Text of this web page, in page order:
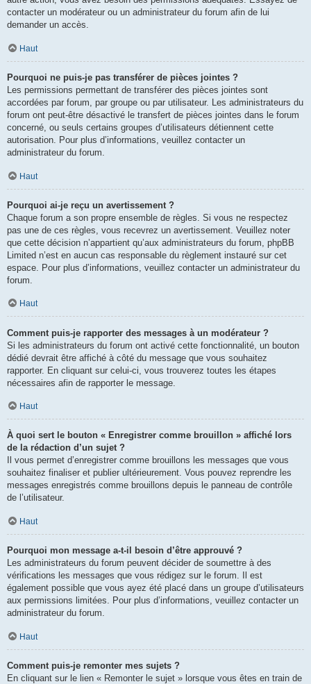
contacter un modérateur ou un administrateur du forum afin de lui
demander un accès.
Haut
Pourquoi ne puis-je pas transférer de pièces jointes ?
Les permissions permettant de transférer des pièces jointes sont
accordées par forum, par groupe ou par utilisateur. Les administrateurs du
forum ont peut-être désactivé le transfert de pièces jointes dans le forum
concerné, ou seuls certains groupes d’utilisateurs détiennent cette
autorisation. Pour plus d’informations, veuillez contacter un
administrateur du forum.
Haut
Pourquoi ai-je reçu un avertissement ?
Chaque forum a son propre ensemble de règles. Si vous ne respectez
pas une de ces règles, vous recevrez un avertissement. Veuillez noter
que cette décision n’appartient qu’aux administrateurs du forum, phpBB
Limited n’est en aucun cas responsable du règlement instauré sur cet
espace. Pour plus d’informations, veuillez contacter un administrateur du
forum.
Haut
Comment puis-je rapporter des messages à un modérateur ?
Si les administrateurs du forum ont activé cette fonctionnalité, un bouton
dédié devrait être affiché à côté du message que vous souhaitez
rapporter. En cliquant sur celui-ci, vous trouverez toutes les étapes
nécessaires afin de rapporter le message.
Haut
À quoi sert le bouton « Enregistrer comme brouillon » affiché lors
de la rédaction d’un sujet ?
Il vous permet d’enregistrer comme brouillons les messages que vous
souhaitez finaliser et publier ultérieurement. Vous pouvez reprendre les
messages enregistrés comme brouillons depuis le panneau de contrôle
de l’utilisateur.
Haut
Pourquoi mon message a-t-il besoin d’être approuvé ?
Les administrateurs du forum peuvent décider de soumettre à des
vérifications les messages que vous rédigez sur le forum. Il est
également possible que vous ayez été placé dans un groupe d’utilisateurs
aux permissions limitées. Pour plus d’informations, veuillez contacter un
administrateur du forum.
Haut
Comment puis-je remonter mes sujets ?
En cliquant sur le lien « Remonter le sujet » lorsque vous êtes en train de